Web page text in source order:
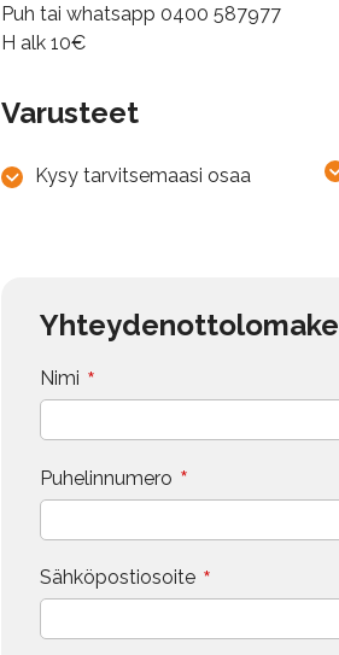
Puh tai whatsapp 0400 587977
H alk 10€
Varusteet
Kysy tarvitsemaasi osaa
Yhteydenottolomake
Nimi *
Puhelinnumero *
Sähköpostiosoite *